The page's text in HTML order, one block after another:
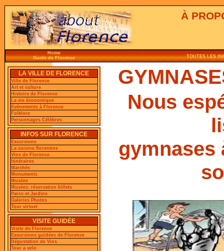
À
Home
Guide de Florence
TOUTES LES
LA VILLE DE FLORENCE
Ville de Florence
Art et culture
Histoire de Florence
La vie économique
Evénements à Florence
Folklore
Personnages Célèbres
INFOS SUR FLORENCE
Excursions
La cuisine florentine
Vins de Florence
Itinéraires
Marchés
Monuments
Musées
Musées: réservation billets
Parcs et Jardins
Galeries Photos
Tour virtuel
VISITE GUIDÉE
Visite de Florence
Excursions guidées de Florence
Dégustation de Vins
Tour a velo
Nous
gymnases